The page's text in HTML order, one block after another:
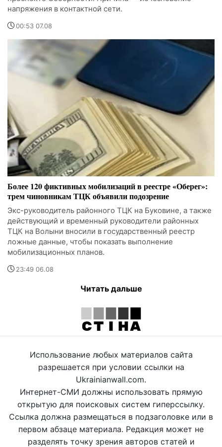
напряжения в контактной сети.
00:53 07.08
Более 120 фиктивных мобилизаций в реестре «Оберег»:
трем чиновникам ТЦК объявили подозрение
Экс-руководитель районного ТЦК на Буковине, а также
действующий и временный руководители районных
ТЦК на Волыни вносили в государственный реестр
ложные данные, чтобы показать выполнение
мобилизационных планов.
23:49 06.08
Читать дальше
Использование любых материалов сайта
разрешается при условии ссылки на
Ukrainianwall.com.
Интернет-СМИ должны использовать прямую
открытую для поисковых систем гиперссылку.
Ссылка должна размещаться в подзаголовке или в
первом абзаце материала. Редакция может не
разделять точку зрения авторов статей и